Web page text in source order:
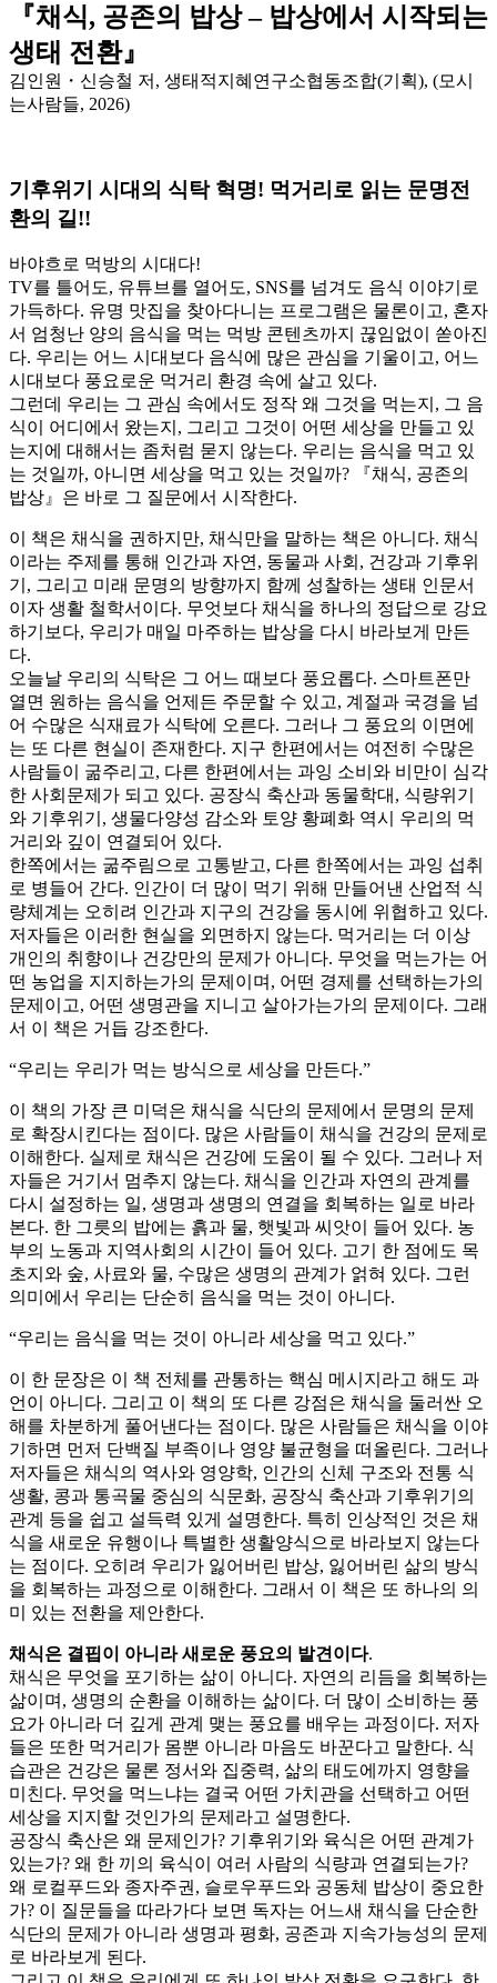
『채식, 공존의 밥상 – 밥상에서 시작되는
생태 전환』
김인원・신승철 저, 생태적지혜연구소협동조합(기획), (모시
는사람들, 2026)
기후위기 시대의 식탁 혁명! 먹거리로 읽는 문명전
환의 길!!
바야흐로 먹방의 시대다!
TV를 틀어도, 유튜브를 열어도, SNS를 넘겨도 음식 이야기로
가득하다. 유명 맛집을 찾아다니는 프로그램은 물론이고, 혼자
서 엄청난 양의 음식을 먹는 먹방 콘텐츠까지 끊임없이 쏟아진
다. 우리는 어느 시대보다 음식에 많은 관심을 기울이고, 어느
시대보다 풍요로운 먹거리 환경 속에 살고 있다.
그런데 우리는 그 관심 속에서도 정작 왜 그것을 먹는지, 그 음
식이 어디에서 왔는지, 그리고 그것이 어떤 세상을 만들고 있
는지에 대해서는 좀처럼 묻지 않는다. 우리는 음식을 먹고 있
는 것일까, 아니면 세상을 먹고 있는 것일까? 『채식, 공존의
밥상』은 바로 그 질문에서 시작한다.
이 책은 채식을 권하지만, 채식만을 말하는 책은 아니다. 채식
이라는 주제를 통해 인간과 자연, 동물과 사회, 건강과 기후위
기, 그리고 미래 문명의 방향까지 함께 성찰하는 생태 인문서
이자 생활 철학서이다. 무엇보다 채식을 하나의 정답으로 강요
하기보다, 우리가 매일 마주하는 밥상을 다시 바라보게 만든
다.
오늘날 우리의 식탁은 그 어느 때보다 풍요롭다. 스마트폰만
열면 원하는 음식을 언제든 주문할 수 있고, 계절과 국경을 넘
어 수많은 식재료가 식탁에 오른다. 그러나 그 풍요의 이면에
는 또 다른 현실이 존재한다. 지구 한편에서는 여전히 수많은
사람들이 굶주리고, 다른 한편에서는 과잉 소비와 비만이 심각
한 사회문제가 되고 있다. 공장식 축산과 동물학대, 식량위기
와 기후위기, 생물다양성 감소와 토양 황폐화 역시 우리의 먹
거리와 깊이 연결되어 있다.
한쪽에서는 굶주림으로 고통받고, 다른 한쪽에서는 과잉 섭취
로 병들어 간다. 인간이 더 많이 먹기 위해 만들어낸 산업적 식
량체계는 오히려 인간과 지구의 건강을 동시에 위협하고 있다.
저자들은 이러한 현실을 외면하지 않는다. 먹거리는 더 이상
개인의 취향이나 건강만의 문제가 아니다. 무엇을 먹는가는 어
떤 농업을 지지하는가의 문제이며, 어떤 경제를 선택하는가의
문제이고, 어떤 생명관을 지니고 살아가는가의 문제이다. 그래
서 이 책은 거듭 강조한다.
“우리는 우리가 먹는 방식으로 세상을 만든다.”
이 책의 가장 큰 미덕은 채식을 식단의 문제에서 문명의 문제
로 확장시킨다는 점이다. 많은 사람들이 채식을 건강의 문제로
이해한다. 실제로 채식은 건강에 도움이 될 수 있다. 그러나 저
자들은 거기서 멈추지 않는다. 채식을 인간과 자연의 관계를
다시 설정하는 일, 생명과 생명의 연결을 회복하는 일로 바라
본다. 한 그릇의 밥에는 흙과 물, 햇빛과 씨앗이 들어 있다. 농
부의 노동과 지역사회의 시간이 들어 있다. 고기 한 점에도 목
초지와 숲, 사료와 물, 수많은 생명의 관계가 얽혀 있다. 그런
의미에서 우리는 단순히 음식을 먹는 것이 아니다.
“우리는 음식을 먹는 것이 아니라 세상을 먹고 있다.”
이 한 문장은 이 책 전체를 관통하는 핵심 메시지라고 해도 과
언이 아니다. 그리고 이 책의 또 다른 강점은 채식을 둘러싼 오
해를 차분하게 풀어낸다는 점이다. 많은 사람들은 채식을 이야
기하면 먼저 단백질 부족이나 영양 불균형을 떠올린다. 그러나
저자들은 채식의 역사와 영양학, 인간의 신체 구조와 전통 식
생활, 콩과 통곡물 중심의 식문화, 공장식 축산과 기후위기의
관계 등을 쉽고 설득력 있게 설명한다. 특히 인상적인 것은 채
식을 새로운 유행이나 특별한 생활양식으로 바라보지 않는다
는 점이다. 오히려 우리가 잃어버린 밥상, 잃어버린 삶의 방식
을 회복하는 과정으로 이해한다. 그래서 이 책은 또 하나의 의
미 있는 전환을 제안한다.
채식은 결핍이 아니라 새로운 풍요의 발견이다.
채식은 무엇을 포기하는 삶이 아니다. 자연의 리듬을 회복하는
삶이며, 생명의 순환을 이해하는 삶이다. 더 많이 소비하는 풍
요가 아니라 더 깊게 관계 맺는 풍요를 배우는 과정이다. 저자
들은 또한 먹거리가 몸뿐 아니라 마음도 바꾼다고 말한다. 식
습관은 건강은 물론 정서와 집중력, 삶의 태도에까지 영향을
미친다. 무엇을 먹느냐는 결국 어떤 가치관을 선택하고 어떤
세상을 지지할 것인가의 문제라고 설명한다.
공장식 축산은 왜 문제인가? 기후위기와 육식은 어떤 관계가
있는가? 왜 한 끼의 육식이 여러 사람의 식량과 연결되는가?
왜 로컬푸드와 종자주권, 슬로우푸드와 공동체 밥상이 중요한
가? 이 질문들을 따라가다 보면 독자는 어느새 채식을 단순한
식단의 문제가 아니라 생명과 평화, 공존과 지속가능성의 문제
로 바라보게 된다.